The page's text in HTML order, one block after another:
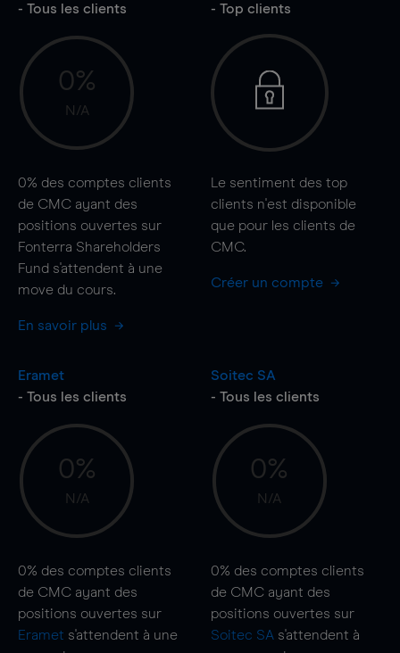
- Tous les clients
0%
N/A
0% des comptes clients
de CMC ayant des
positions ouvertes sur
Fonterra Shareholders
Fund s'attendent à une
move du cours.
En savoir plus
- Top clients
Le sentiment des top
clients n'est disponible
que pour les clients de
CMC.
Créer un compte
Eramet
- Tous les clients
0%
N/A
0% des comptes clients
de CMC ayant des
positions ouvertes sur
Eramet s'attendent à une
Soitec SA
- Tous les clients
0%
N/A
0% des comptes clients
de CMC ayant des
positions ouvertes sur
Soitec SA s'attendent à